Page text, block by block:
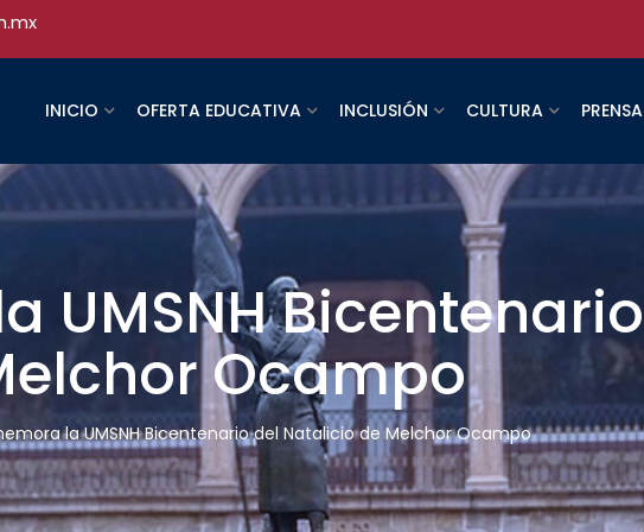
INICIO OFERTA EDUCATIVA INCLUSIÓN CULTURA PRENSA
UMSNH
Ocampo
la UMSNH Bicentenario del Natalicio de Melchor Ocampo